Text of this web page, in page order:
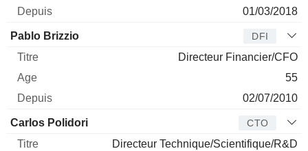
01/03/2018
Pablo Brizzio DFI
Directeur Financier/CFO
55
02/07/2010
Carlos Polidori CTO
Directeur Technique/Scientifique/R&D